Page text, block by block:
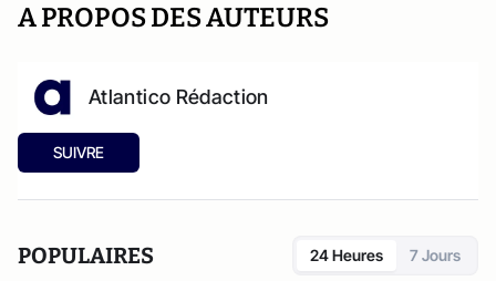
A PROPOS DES AUTEURS
Atlantico Rédaction
SUIVRE
POPULAIRES 24 Heures 7 Jours